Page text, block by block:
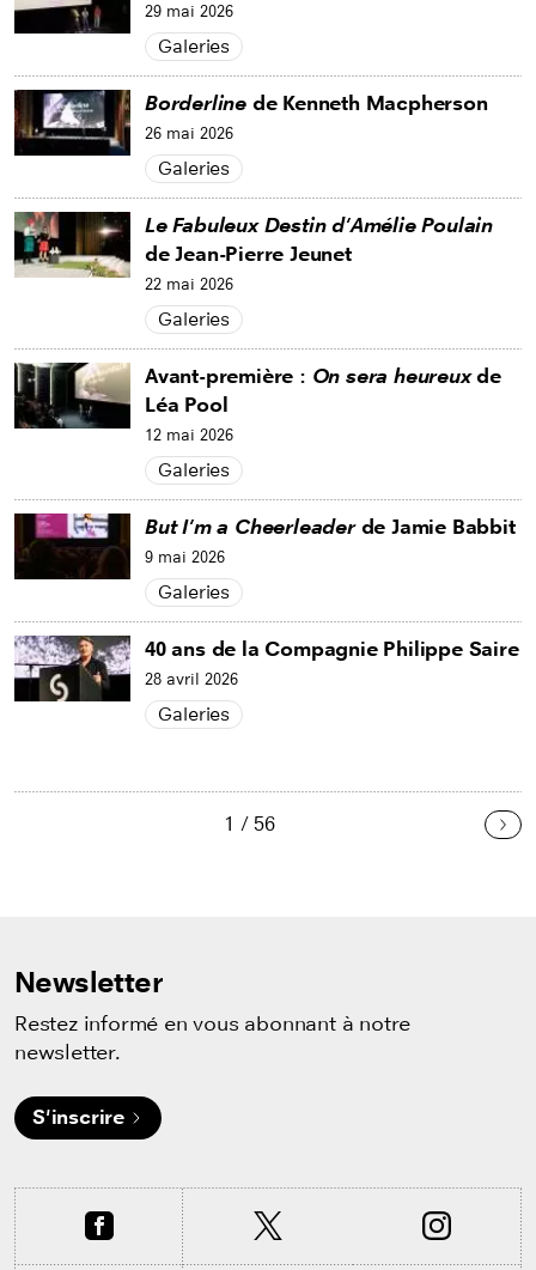
29 mai 2026
Galeries
Borderline de Kenneth Macpherson
26 mai 2026
Galeries
Le Fabuleux Destin d'Amélie Poulain
de Jean-Pierre Jeunet
22 mai 2026
Galeries
Avant-première : On sera heureuxde
Léa Pool
12 mai 2026
Galeries
But I'm a Cheerleaderde Jamie Babbit
9 mai 2026
Galeries
40 ans de la Compagnie Philippe Saire
28 avril 2026
Galeries
1 / 56
Newsletter
Restez informé en vous abonnant à notre
newsletter.
S'inscrire